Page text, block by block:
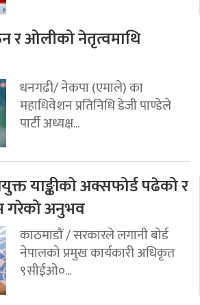
र ओलीको नेतृत्वमाथि
धनगढी/ नेकपा (एमाले) का
महाधिवेशन प्रतिनिधि डेजी पाण्डेले
पार्टी अध्यक्ष...
याङ्कीको अक्सफोर्ड पढेको र
गरेको अनुभव
काठमाडौं / सरकारले लगानी बोर्ड
नेपालको प्रमुख कार्यकारी अधिकृत
९सीईओ०...